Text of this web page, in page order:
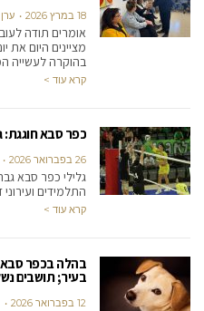
18 במרץ 2026
אומרים תודה
מציינים היום את
בהוקרה לעשייה
קרא עוד >
כפר סבא חוגגת:
26 בפברואר 2026
התלמידים ועירוני ד' תל
קרא עוד >
בהלה בכפר
בעיר; תושבים
12 בפברואר 2026